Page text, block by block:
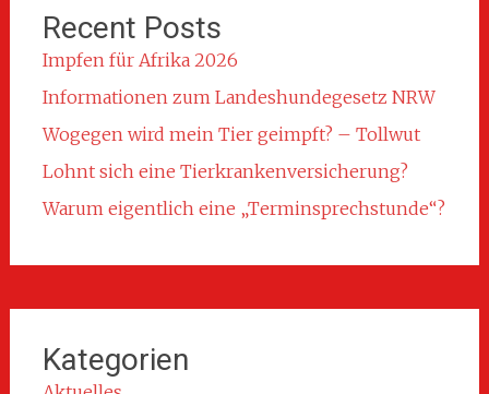
Recent Posts
Impfen für Afrika 2026
Informationen zum Landeshundegesetz NRW
Wogegen wird mein Tier geimpft? – Tollwut
Lohnt sich eine Tierkrankenversicherung?
Warum eigentlich eine „Terminsprechstunde“?
Kategorien